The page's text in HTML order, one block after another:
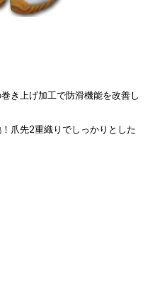
き上げ加工で防滑機能を改善し
爪先2重織りでしっかりとした